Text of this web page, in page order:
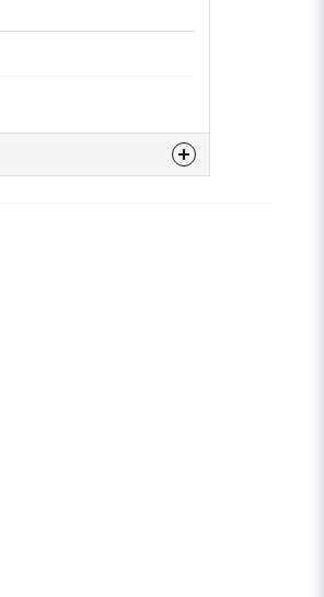
28% Nylon